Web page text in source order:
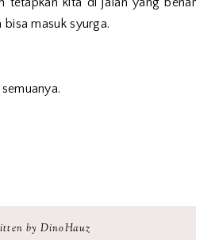
masuk syurga.
by DinoHauz